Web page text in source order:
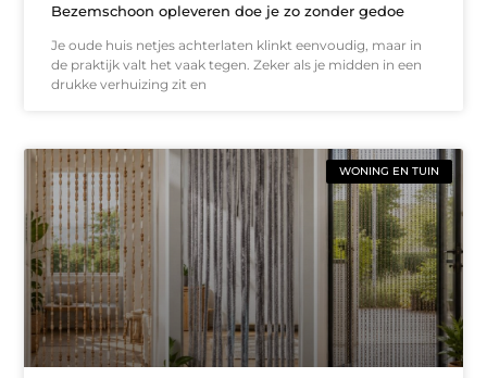
Bezemschoon opleveren doe je zo zonder gedoe
Je oude huis netjes achterlaten klinkt eenvoudig, maar in
de praktijk valt het vaak tegen. Zeker als je midden in een
drukke verhuizing zit en
WONING EN TUIN